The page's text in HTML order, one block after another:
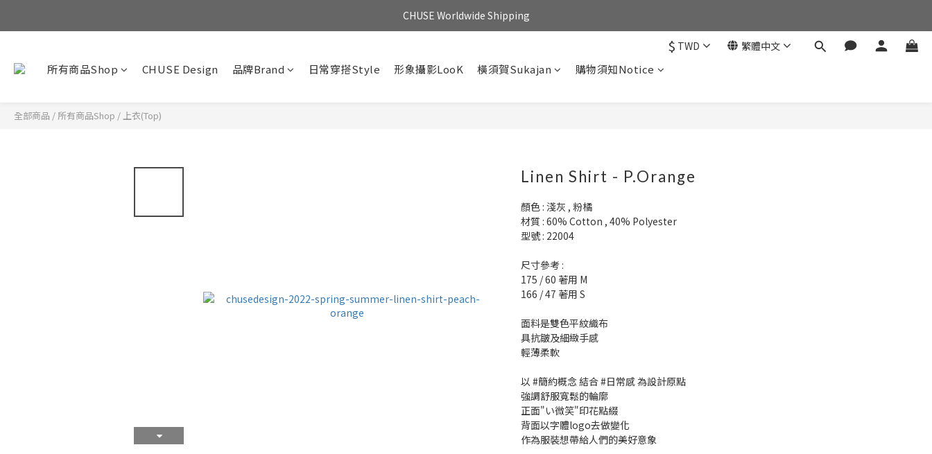
CHUSE Worldwide Shipping
$ TWD 繁體中文
所有商品Shop CHUSE Design 品牌Brand 日常穿搭Style 形象攝影LooK 橫須賀Sukajan 購物須知Notice
全部商品 / 所有商品Shop /上衣(Top)
Linen Shirt - P.Orange
顏色 : 淺灰 , 粉橘
材質 : 60% Cotton , 40% Polyester
型號 : 22004
尺寸參考 :
175 / 60 著用 M
166 / 47 著用 S
面料是雙色平紋織布
具抗皺及細緻手感
輕薄柔軟
以 #簡約概念 結合 #日常感 為設計原點
強調舒服寬鬆的輪廓
正面"い微笑"印花點綴
背面以字體logo去做變化
作為服裝想帶給人們的美好意象